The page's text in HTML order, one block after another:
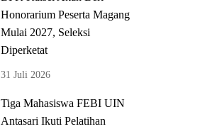
Honorarium Peserta Magang
Mulai 2027, Seleksi
Diperketat
31 Juli 2026
Tiga Mahasiswa FEBI UIN
Antasari Ikuti Pelatihan